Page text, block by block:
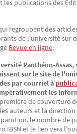
les publications des
regroupent des
de l'université sur
Revue en ligne.
Panthéon-Assas,
sur le site de
par courriel à
les
de couverture
auteurs et la
le nombre de
IBSN et le lien vers